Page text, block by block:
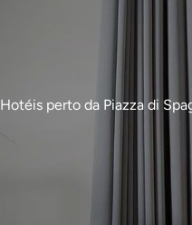
Hotéis perto da Piazza di